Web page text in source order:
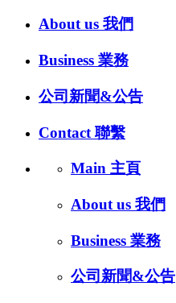
About us 我們
Business 業務
公司新聞&公告
Contact 聯繫
Main 主頁
About us 我們
Business 業務
公司新聞&公告